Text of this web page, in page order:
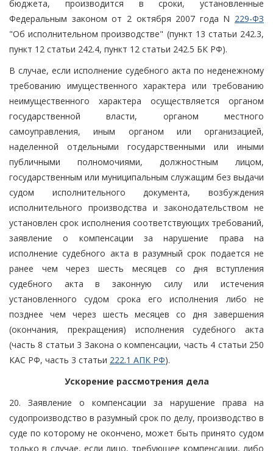
бюджета, производится в сроки, установленные
Федеральным законом от 2 октября 2007 года N 229-ФЗ
"Об исполнительном производстве" (пункт 13 статьи 242.3,
пункт 12 статьи 242.4, пункт 12 статьи 242.5 БК РФ).
В случае, если исполнение судебного акта по неденежному
требованию имущественного характера или требованию
неимущественного характера осуществляется органом
государственной власти, органом местного
самоуправления, иным органом или организацией,
наделенной отдельными государственными или иными
публичными полномочиями, должностным лицом,
государственным или муниципальным служащим без выдачи
судом исполнительного документа, возбуждения
исполнительного производства и законодательством не
установлен срок исполнения соответствующих требований,
заявление о компенсации за нарушение права на
исполнение судебного акта в разумный срок подается не
ранее чем через шесть месяцев со дня вступления
судебного акта в законную силу или истечения
установленного судом срока его исполнения либо не
позднее чем через шесть месяцев со дня завершения
(окончания, прекращения) исполнения судебного акта
(часть 8 статьи 3 Закона о компенсации, часть 4 статьи 250
КАС РФ, часть 3 статьи 222.1 АПК РФ).
Ускорение рассмотрения дела
20. Заявление о компенсации за нарушение права на
судопроизводство в разумный срок по делу, производство в
суде по которому не окончено, может быть принято судом
только в случае, если лицо, требующее компенсации, либо